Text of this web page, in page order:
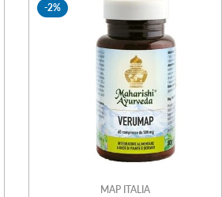
-2%
MAP ITALIA